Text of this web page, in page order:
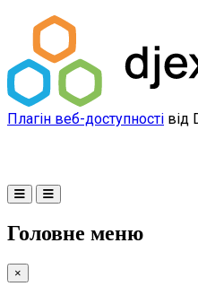
Плагін веб-доступності від
Головне меню
×